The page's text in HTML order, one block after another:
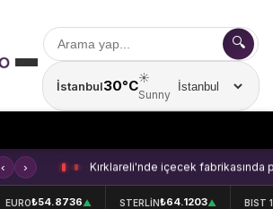
🔍
İstanbul30°C☀️
Sunny
Şehir seçin
‹ › Kırklareli'nde içecek fabrikasında
EURO₺54.8736▲ STERLİN₺64.1203▲ BIST